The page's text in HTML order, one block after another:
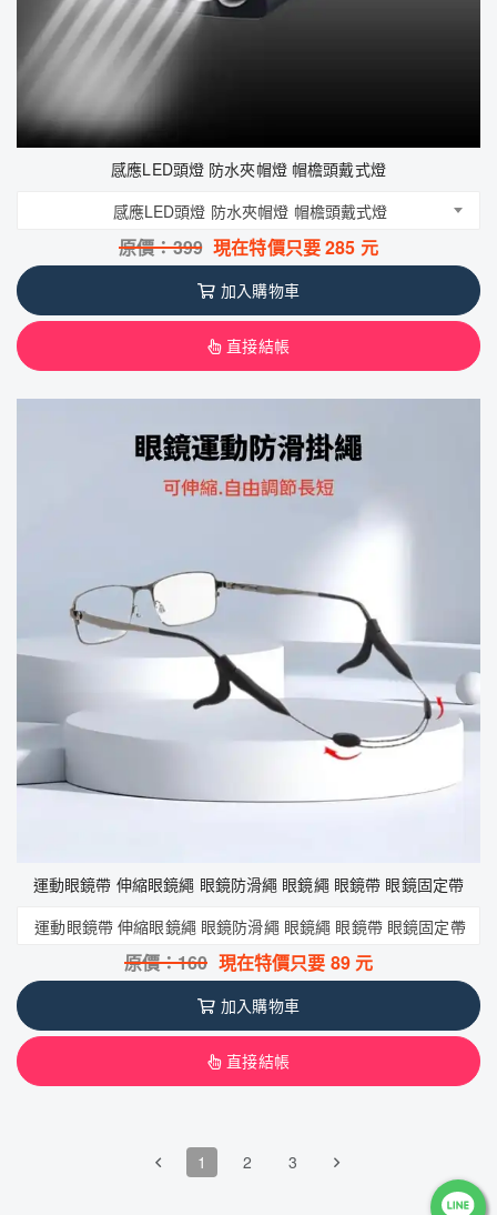
感應LED頭燈 防水夾帽燈 帽檐頭戴式燈
感應LED頭燈 防水夾帽燈 帽檐頭戴式燈
原價：399 現在特價只要285 元
加入購物車
直接結帳
運動眼鏡帶 伸縮眼鏡繩 眼鏡防滑繩 眼鏡繩 眼鏡帶 眼鏡固定帶
運動眼鏡帶 伸縮眼鏡繩 眼鏡防滑繩 眼鏡繩 眼鏡帶 眼鏡固定帶
原價：160 現在特價只要 89元
加入購物車
直接結帳
1 2 3